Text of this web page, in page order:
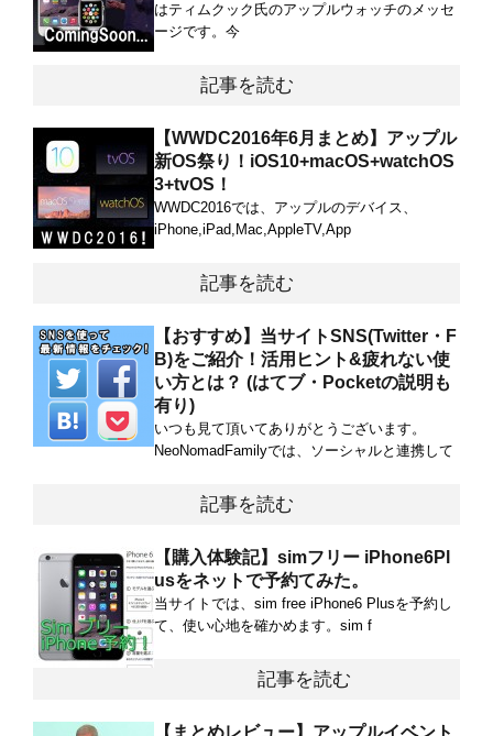
はティムクック氏のアップルウォッチのメッセ
ージです。今
記事を読む
【WWDC2016年6月まとめ】アップル
新OS祭り！iOS10+macOS+watchOS
3+tvOS！
WWDC2016では、アップルのデバイス、
iPhone,iPad,Mac,AppleTV,App
記事を読む
【おすすめ】当サイトSNS(Twitter・F
B)をご紹介！活用ヒント&疲れない使
い方とは？ (はてブ・Pocketの説明も
有り)
いつも見て頂いてありがとうございます。
NeoNomadFamilyでは、ソーシャルと連携して
記事を読む
【購入体験記】simフリー iPhone6Pl
usをネットで予約てみた。
当サイトでは、sim free iPhone6 Plusを予約し
て、使い心地を確かめます。sim f
記事を読む
【まとめレビュー】アップルイベント